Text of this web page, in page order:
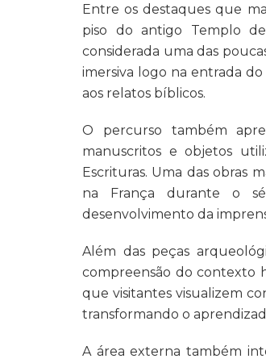
Entre os destaques que
piso do antigo Templo
considerada uma das
imersiva logo na entrada
aos relatos bíblicos.
O percurso também
manuscritos e objetos
Escrituras. Uma das obras
na França durante o
desenvolvimento da
Além das peças
compreensão do contexto
que visitantes visualizem
transformando o
A área externa também